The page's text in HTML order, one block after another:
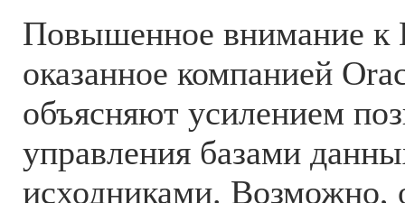
Повышенное внимание к
оказанное компанией
объясняют усилением
управления базами
исходниками. Возможно,